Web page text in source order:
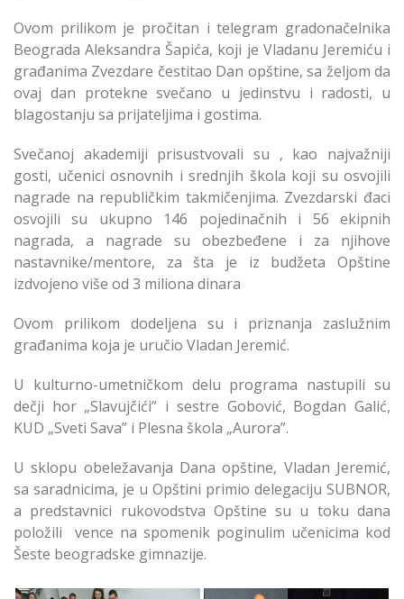
Ovom prilikom je pročitan i telegram gradonačelnika
Beograda Aleksandra Šapića, koji je Vladanu Jeremiću i
građanima Zvezdare čestitao Dan opštine, sa željom da
ovaj dan protekne svečano u jedinstvu i radosti, u
blagostanju sa prijateljima i gostima.
Svečanoj akademiji prisustvovali su , kao najvažniji
gosti, učenici osnovnih i srednjih škola koji su osvojili
nagrade na republičkim takmičenjima. Zvezdarski đaci
osvojili su ukupno 146 pojedinačnih i 56 ekipnih
nagrada, a nagrade su obezbeđene i za njihove
nastavnike/mentore, za šta je iz budžeta Opštine
izdvojeno više od 3 miliona dinara
Ovom prilikom dodeljena su i priznanja zaslužnim
građanima koja je uručio Vladan Jeremić.
U kulturno-umetničkom delu programa nastupili su
dečji hor „Slavujčići” i sestre Gobović, Bogdan Galić,
KUD „Sveti Sava” i Plesna škola „Aurora”.
U sklopu obeležavanja Dana opštine, Vladan Jeremić,
sa saradnicima, je u Opštini primio delegaciju SUBNOR,
a predstavnici rukovodstva Opštine su u toku dana
položili vence na spomenik poginulim učenicima kod
Šeste beogradske gimnazije.